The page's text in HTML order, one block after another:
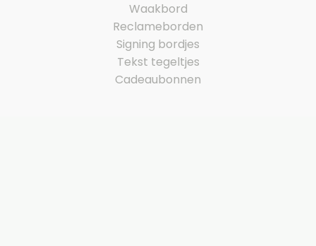
Waakbord
Reclameborden
Signing bordjes
Tekst tegeltjes
Cadeaubonnen